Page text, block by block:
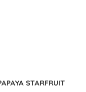
STARFRUIT